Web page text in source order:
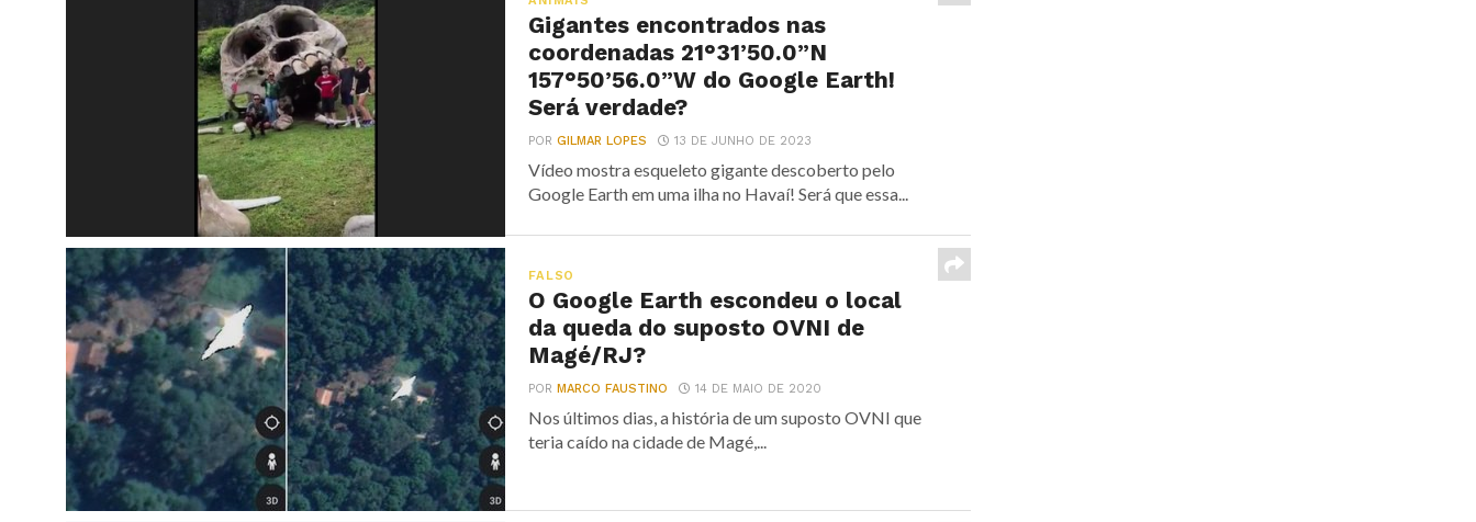
Gigantes encontrados nas
coordenadas 21°31’50.0”N
157°50’56.0”W do Google Earth!
Será verdade?
PORGILMAR LOPES 13 DE JUNHO DE 2023
Vídeo mostra esqueleto gigante descoberto pelo
Google Earth em uma ilha no Havaí! Será que essa...
FALSO
O Google Earth escondeu o local
da queda do suposto OVNI de
Magé/RJ?
PORMARCO FAUSTINO 14 DE MAIO DE 2020
Nos últimos dias, a história de um suposto OVNI que
teria caído na cidade de Magé,...